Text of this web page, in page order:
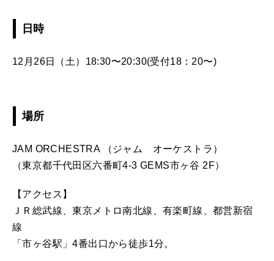
日時
12月26日（土）18:30〜20:30(受付18：20〜)
場所
JAM ORCHESTRA （ジャム オーケストラ）
（東京都千代田区六番町4-3 GEMS市ヶ谷 2F）
【アクセス】
ＪＲ総武線、東京メトロ南北線、有楽町線、都営新宿
線
「市ヶ谷駅」4番出口から徒歩1分。